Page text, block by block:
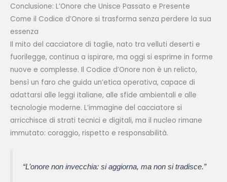
Conclusione: L’Onore che Unisce Passato e Presente
Come il Codice d’Onore si trasforma senza perdere la sua
essenza
Il mito del cacciatore di taglie, nato tra velluti deserti e
fuorilegge, continua a ispirare, ma oggi si esprime in forme
nuove e complesse. Il Codice d’Onore non è un relicto,
bensì un faro che guida un’etica operativa, capace di
adattarsi alle leggi italiane, alle sfide ambientali e alle
tecnologie moderne. L’immagine del cacciatore si
arricchisce di strati tecnici e digitali, ma il nucleo rimane
immutato: coraggio, rispetto e responsabilità.
“L’onore non invecchia: si aggiorna, ma non si tradisce.”